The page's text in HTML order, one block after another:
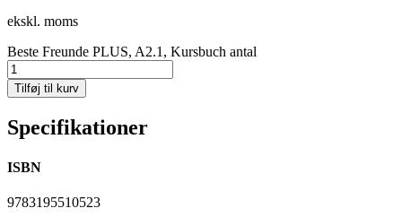
ekskl. moms
Beste Freunde PLUS, A2.1, Kursbuch antal
Tilføj til kurv
Specifikationer
ISBN
9783195510523